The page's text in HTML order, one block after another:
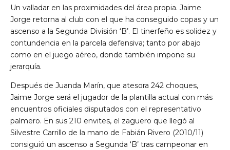
Un valladar en las proximidades del área propia. Jaime
Jorge retorna al club con el que ha conseguido copas y un
ascenso a la Segunda División ‘B’. El tinerfeño es solidez y
contundencia en la parcela defensiva; tanto por abajo
como en el juego aéreo, donde también impone su
jerarquía.
Después de Juanda Marín, que atesora 242 choques,
Jaime Jorge será el jugador de la plantilla actual con más
encuentros oficiales disputados con el representativo
palmero. En sus 210 envites, el zaguero que llegó al
Silvestre Carrillo de la mano de Fabián Rivero (2010/11)
consiguió un ascenso a Segunda ‘B’ tras campeonar en